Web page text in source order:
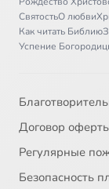
СвятостьО любви
Как читать Библию
Успение
Договор
Регулярные
Безопасность